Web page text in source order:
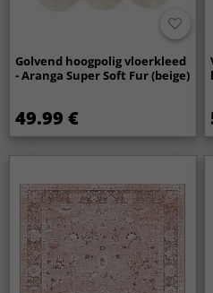
Golvend hoogpolig vloerkleed
- Aranga Super Soft Fur (beige)
49.99 €